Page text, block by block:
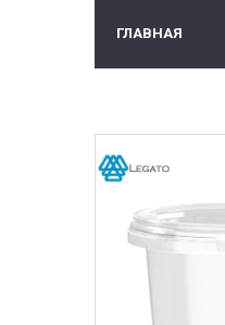
ГЛАВНАЯ